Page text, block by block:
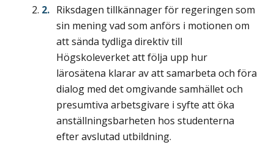
Riksdagen tillkännager för regeringen som
sin mening vad som anförs i motionen om
att sända tydliga direktiv till
Högskoleverket att följa upp hur
lärosätena klarar av att samarbeta och föra
dialog med det omgivande samhället och
presumtiva arbetsgivare i syfte att öka
anställningsbarheten hos studenterna
efter avslutad utbildning.